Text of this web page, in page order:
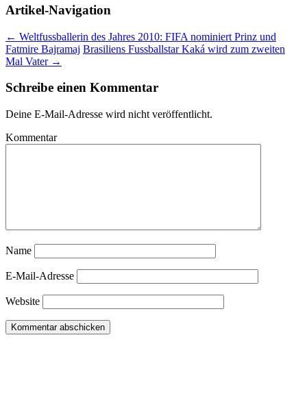
Artikel-Navigation
← Weltfussballerin des Jahres 2010: FIFA nominiert Prinz und
Fatmire Bajramaj Brasiliens Fussballstar Kaká wird zum zweiten
Mal Vater →
Schreibe einen Kommentar
Deine E-Mail-Adresse wird nicht veröffentlicht.
Kommentar
Name
E-Mail-Adresse
Website